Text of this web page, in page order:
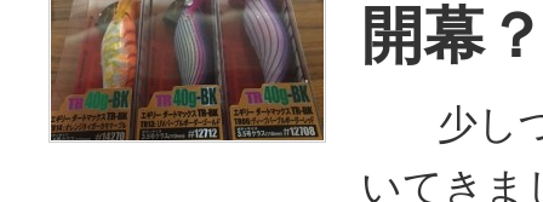
開幕
少しづ
いてきま